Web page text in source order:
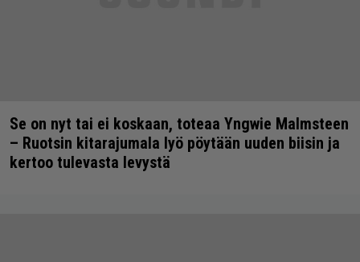
Se on nyt tai ei koskaan, toteaa Yngwie Malmsteen
– Ruotsin kitarajumala lyö pöytään uuden biisin ja
kertoo tulevasta levystä